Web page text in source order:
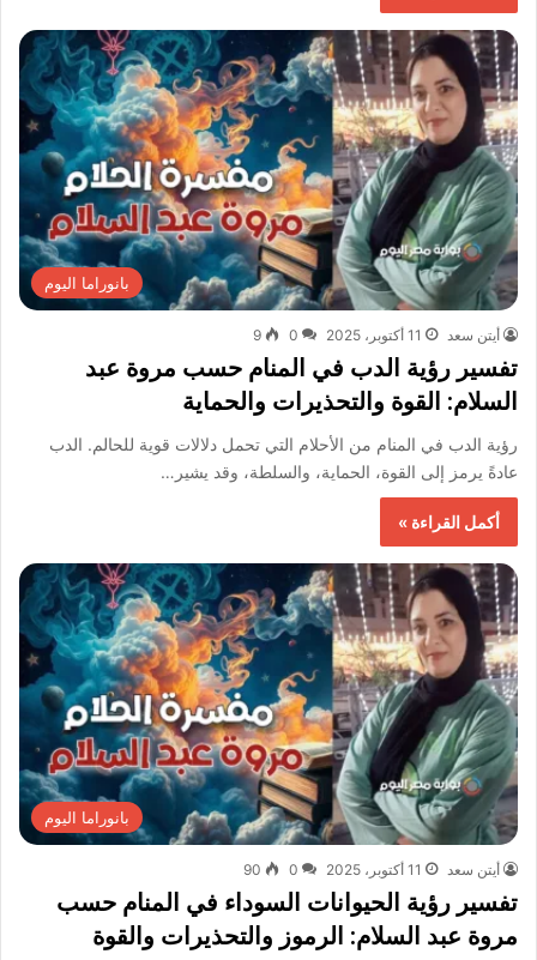
بانوراما اليوم
أيتن سعد 11 أكتوبر، 2025 0
9
تفسير رؤية الدب في المنام حسب مروة عبد
السلام: القوة والتحذيرات والحماية
رؤية الدب في المنام من الأحلام التي تحمل دلالات قوية للحالم. الدب
عادةً يرمز إلى القوة، الحماية، والسلطة، وقد يشير…
أكمل القراءة »
بانوراما اليوم
أيتن سعد 11 أكتوبر، 2025 0
90
تفسير رؤية الحيوانات السوداء في المنام حسب
مروة عبد السلام: الرموز والتحذيرات والقوة